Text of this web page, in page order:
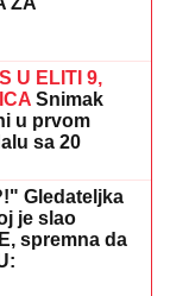
ubadanja
Oglasili